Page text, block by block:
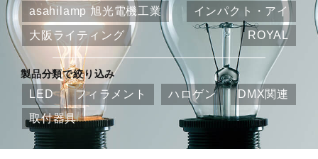
asahilamp 旭光電機工業
インパクト・アイ
大阪ライティング
ROYAL
製品分類で絞り込み
LED フィラメント ハロゲン
DMX関連
取付器具